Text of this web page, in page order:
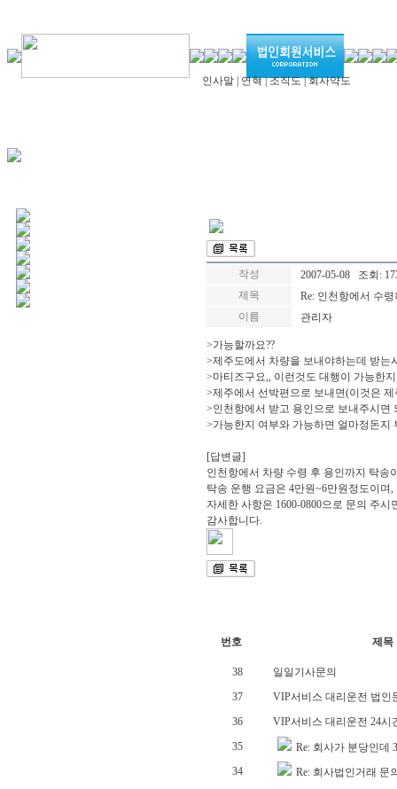
인사말 연혁|조직도|회사약도
작성
2007-05-08 조회:
제목
Re: 인천항에서 수
이름
관리자
>가능할까요??
>제주도에서 차량을 보내야하는데 받는
>마티즈구요,, 이런것도 대행이 가능한
>제주에서 선박편으로 보내면(이것은
>인천항에서 받고 용인으로 보내주시면
>가능한지 여부와 가능하면 얼마정돈지
[답변글]
인천항에서 차량 수령 후 용인까지 탁송
탁송 운행 요금은 4만원~6만원정도이며
자세한 사항은 1600-0800으로 문의 주시
감사합니다.
번호 제목
38
일일기사문의
37
VIP서비스 대리운전 법인
36
VIP서비스 대리운전 24시
35
Re: 회사가 분당인데
34
Re: 회사법인거래 문